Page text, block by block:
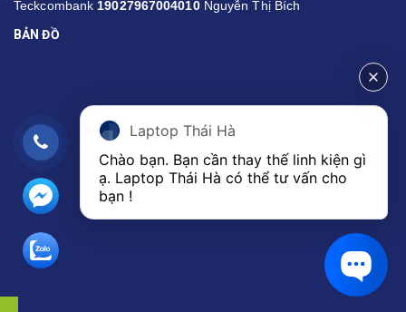
Teckcombank 19027967004010Nguyễn Thị Bích
BẢN ĐỒ
Laptop Thái Hà
Chào bạn. Bạn cần thay thế linh kiện gì
ạ. Laptop Thái Hà có thể tư vấn cho
bạn !